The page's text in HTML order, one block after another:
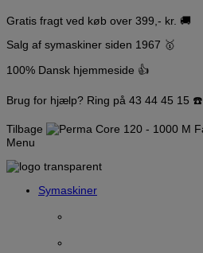
Gratis fragt ved køb over 399,- kr. 🚚
Salg af symaskiner siden 1967 🥇
100% Dansk hjemmeside 👍
Brug for hjælp? Ring på 43 44 45 15 ☎️
Tilbage
Menu
Symaskiner